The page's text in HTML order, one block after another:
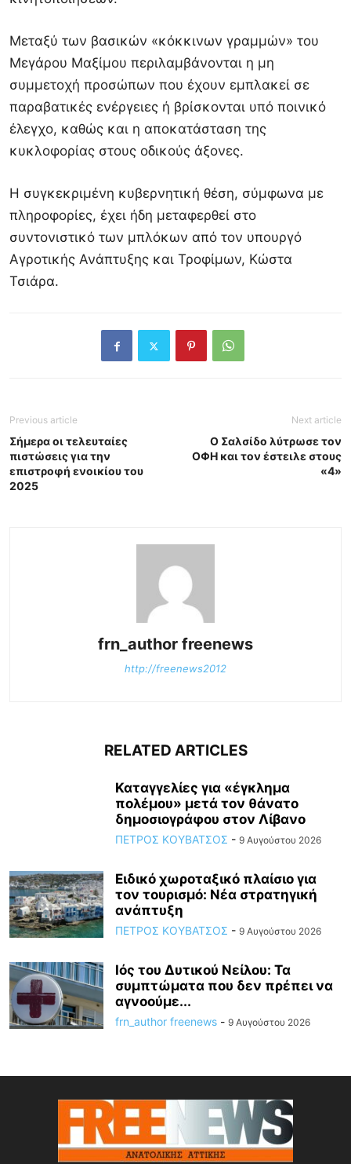
Μεταξύ των βασικών «κόκκινων γραμμών» του
Μεγάρου Μαξίμου περιλαμβάνονται η μη
συμμετοχή προσώπων που έχουν εμπλακεί σε
παραβατικές ενέργειες ή βρίσκονται υπό ποινικό
έλεγχο, καθώς και η αποκατάσταση της
κυκλοφορίας στους οδικούς άξονες.
Η συγκεκριμένη κυβερνητική θέση, σύμφωνα με
πληροφορίες, έχει ήδη μεταφερθεί στο
συντονιστικό των μπλόκων από τον υπουργό
Αγροτικής Ανάπτυξης και Τροφίμων, Κώστα
Τσιάρα.
Previous article
Σήμερα οι τελευταίες
πιστώσεις για την
επιστροφή ενοικίου του
2025
Next article
Ο Σαλσίδο λύτρωσε τον
ΟΦΗ και τον έστειλε στους
«4»
frn_author freenews
http://freenews2012
RELATED ARTICLES
Καταγγελίες για «έγκλημα
πολέμου» μετά τον θάνατο
δημοσιογράφου στον Λίβανο
ΠΕΤΡΟΣ ΚΟΥΒΑΤΣΟΣ - 9 Αυγούστου 2026
Ειδικό χωροταξικό πλαίσιο για
τον τουρισμό: Νέα στρατηγική
ανάπτυξη
ΠΕΤΡΟΣ ΚΟΥΒΑΤΣΟΣ - 9 Αυγούστου 2026
Ιός του Δυτικού Νείλου: Τα
συμπτώματα που δεν πρέπει να
αγνοούμε...
frn_author freenews - 9 Αυγούστου 2026